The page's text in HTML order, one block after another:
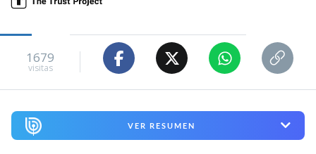
1679
visitas
VER RESUMEN